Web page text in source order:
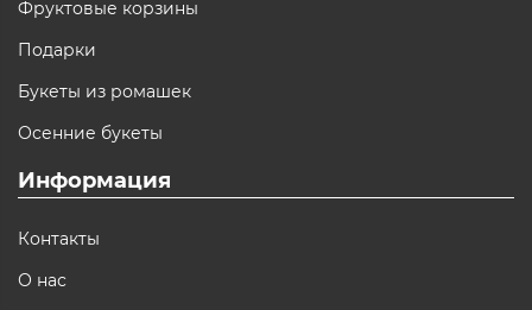
Фруктовые корзины
Подарки
Букеты из ромашек
Осенние букеты
Информация
Контакты
О нас